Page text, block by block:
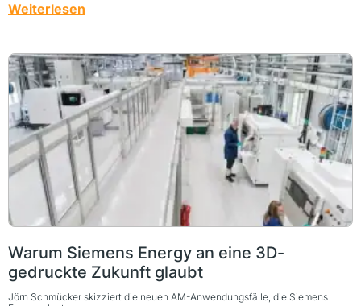
Weiterlesen
Warum Siemens Energy an eine 3D-
gedruckte Zukunft glaubt
Jörn Schmücker skizziert die neuen AM-Anwendungsfälle, die Siemens